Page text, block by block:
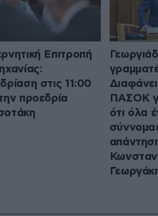
Επιτροπή
στις 11:00
προεδρία
ΠΑΣΟΚ
ότι όλα